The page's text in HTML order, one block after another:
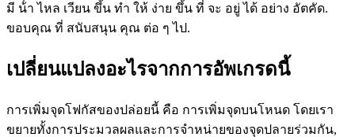
มี น้ํา ไหล เวียน ขึ้น ทํา ให้ ง่าย ขึ้น ที่ จะ อยู่ ได้ อย่าง อัตคัด.
ขอบคุณ ที่ สนับสนุน คุณ ต่อ ๆ ไป.
เปลี่ยนแปลงอะไรจากการอัพเกรดนี้
การเพิ่มจุดโฟกัสของปล่อยนี้ คือ การเพิ่มจุดบนโหนด โดยเรา
ขยายทั้งการประมวลผลและการจําหน่ายของจุดปลายร่วมกัน,